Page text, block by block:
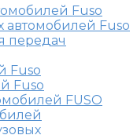
Fuso
автомобилей Fuso
передач
Fuso
Fuso
FUSO